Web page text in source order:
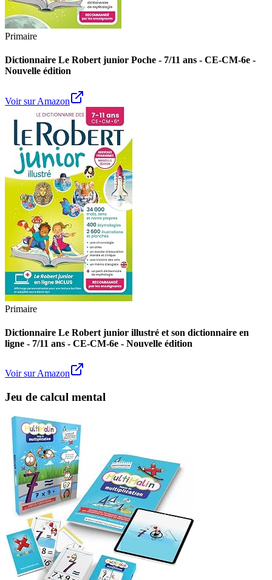
Primaire
Dictionnaire Le Robert junior Poche - 7/11 ans - CE-CM-6e -
Nouvelle édition
Voir sur Amazon
Primaire
Dictionnaire Le Robert junior illustré et son dictionnaire en
ligne - 7/11 ans - CE-CM-6e - Nouvelle édition
Voir sur Amazon
Jeu de calcul mental